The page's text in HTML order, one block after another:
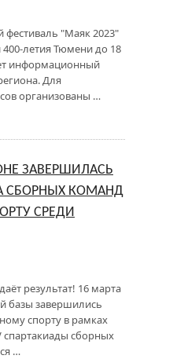
"Маяк 2023"
летия Тюмени до 18
информационный
Для
организованы …
ЗАВЕРШИЛАСЬ
СБОРНЫХ КОМАНД
СРЕДИ
результат! 16 марта
базы завершились
спорту в рамках
спартакиады сборных
…